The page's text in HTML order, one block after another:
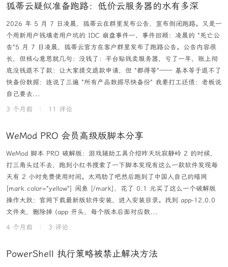
狐蒂云疑似准备跑路：低价云服务器的水有多深
2026 年 5 月 7 日凌晨，狐蒂云在群里发布公告，宣布倒闭跑路。又是一
个用新用户钱填老用户坑的 IDC 崩盘事件一、事件回顾：凌晨的 "死亡公
告"5 月 7 日凌晨，狐蒂云官方在客户群里发布了跑路公告。公告内容很
长，但核心意思就几句：没钱了：平台贴钱卖服务器，亏了一年，账上彻
底没钱退不了款：让大家提交退款申请，但 "都得等"—— 基本等于退不了
快备份数据：连说了三遍 "所有产品数据尽快备份" 我要打工还债：老板说
自己要去...
3 个月前
11 评论
WeMod PRO 会员高级版脚本分享
WeMod 脚本 PRO 破解版：游戏辅助工具介绍昨天玩寂静岭 2 的时候，
打三角头过不去，跑到小红书搜索了一下脚本发现有这么一款软件发现每
天有 2 小时免费使用时间。太鸡肋了吧然后跑到了中国人自己的暗网
[mark color="yellow"] 闲鱼 [/mark]，花了 0.1 元买了这么一个破解版
操作大致：官网下载最新版软件安装，进入安装目录。找到 app-12.0.0
文件夹，删除掉 (app 开头，每个版本后面对应数...
4 个月前
3 评论
PowerShell 执行策略被禁止解决方法